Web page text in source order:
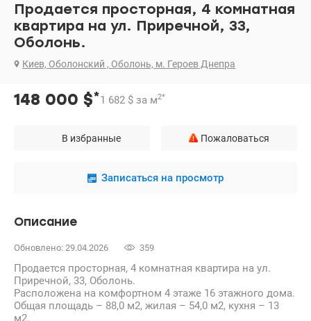
Продается просторная, 4 комнатная
квартира на ул. Приречной, 33,
Оболонь.
Киев, Оболонский , Оболонь, м. Героев Днепра
148 000 $*1 682 $ за м2*
В избранные Пожаловаться
Записаться на просмотр
Описание
Обновлено: 29.04.2026 359
Продается просторная, 4 комнатная квартира на ул.
Приречной, 33, Оболонь.
Расположена на комфортном 4 этаже 16 этажного дома.
Общая площадь – 88,0 м2, жилая – 54,0 м2, кухня – 13
м2.